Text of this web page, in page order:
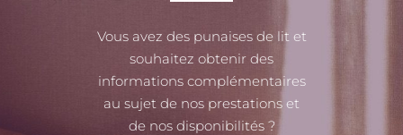
Vous avez des punaises de lit et
souhaitez obtenir des
informations complémentaires
au sujet de nos prestations et
de nos disponibilités ?